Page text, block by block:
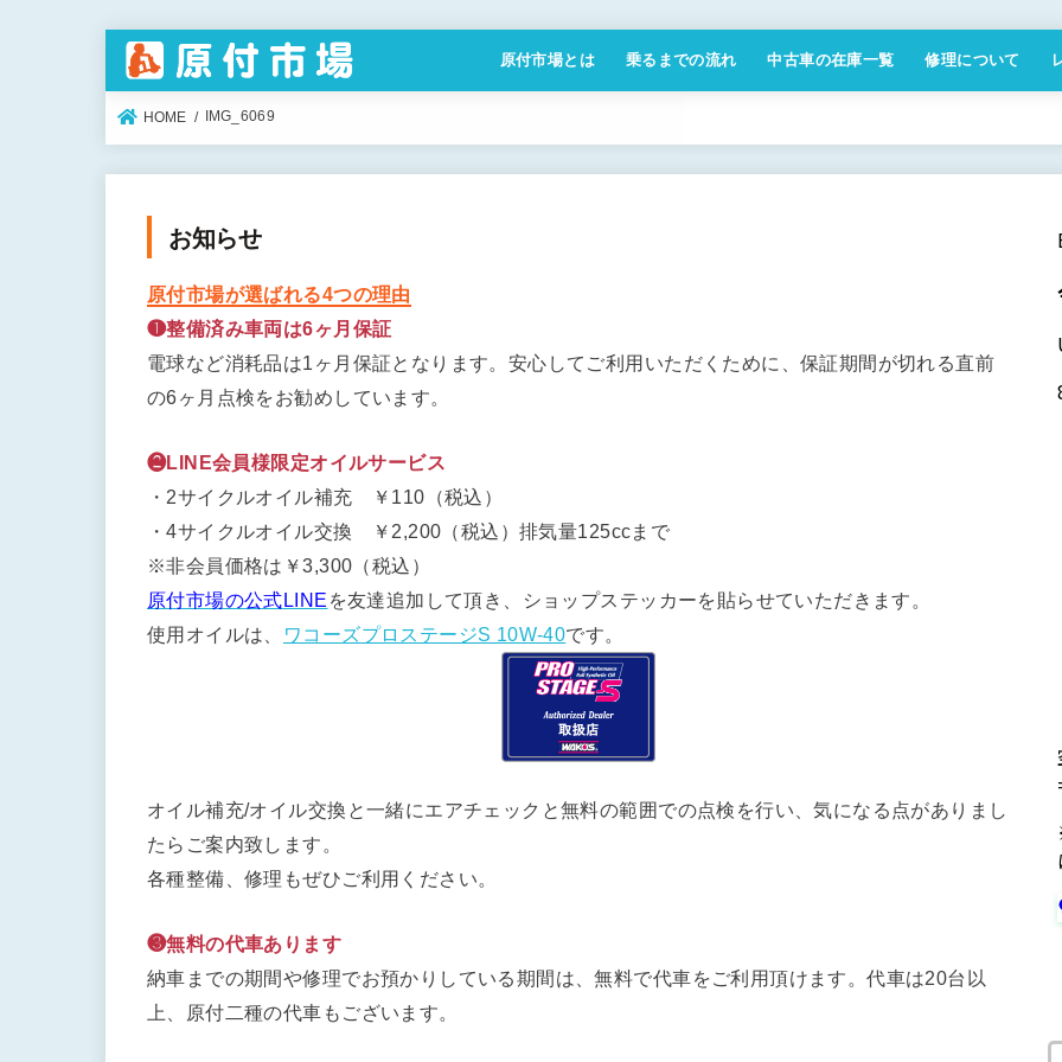
原付市場とは 乗るまでの流れ 中古車の在庫一覧 修理について
HOME IMG_6069
お知らせ
原付市場が選ばれる4つの理由
❶整備済み車両は6ヶ月保証
電球など消耗品は1ヶ月保証となります。安心してご利用いただくために、保証期間が切れる直前
の6ヶ月点検をお勧めしています。
❷LINE会員様限定オイルサービス
・2サイクルオイル補充 ￥110（税込）
・4サイクルオイル交換 ￥2,200（税込）排気量125ccまで
※非会員価格は￥3,300（税込）
原付市場の公式LINE を友達追加して頂き、ショップステッカーを貼らせていただきます。
使用オイルは、
ワコーズプロステージS 10W-40です。
オイル補充/オイル交換と一緒にエアチェックと無料の範囲での点検を行い、気になる点がありまし
たらご案内致します。
各種整備、修理もぜひご利用ください。
❸無料の代車あります
納車までの期間や修理でお預かりしている期間は、無料で代車をご利用頂けます。代車は20台以
上、原付二種の代車もございます。